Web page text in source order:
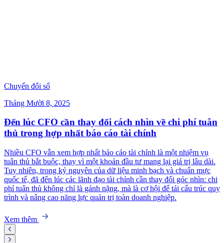
Chuyển đổi số
Tháng Mười 8, 2025
Đến lúc CFO cần thay đổi cách nhìn về chi phí tuân
thủ trong hợp nhất báo cáo tài chính
Nhiều CFO vẫn xem hợp nhất báo cáo tài chính là một nhiệm vụ
tuân thủ bắt buộc, thay vì một khoản đầu tư mang lại giá trị lâu dài.
Tuy nhiên, trong kỷ nguyên của dữ liệu minh bạch và chuẩn mực
quốc tế, đã đến lúc các lãnh đạo tài chính cần thay đổi góc nhìn: chi
phí tuân thủ không chỉ là gánh nặng, mà là cơ hội để tái cấu trúc quy
trình và nâng cao năng lực quản trị toàn doanh nghiệp.
Xem thêm